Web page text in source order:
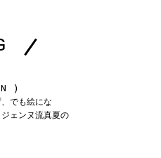
)
、でも絵にな
ェンヌ流真夏の